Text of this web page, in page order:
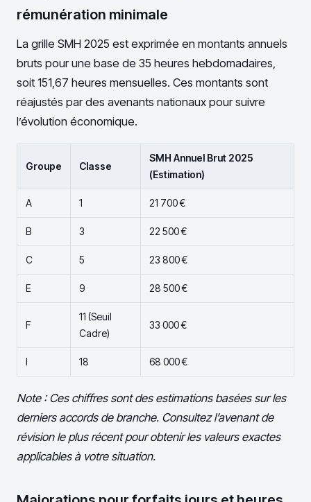
rémunération minimale
La grille SMH 2025 est exprimée en montants annuels
bruts pour une base de 35 heures hebdomadaires,
soit 151,67 heures mensuelles. Ces montants sont
réajustés par des avenants nationaux pour suivre
l’évolution économique.
Groupe Classe
SMH Annuel Brut 2025
(Estimation)
A 1 21 700 €
B 3 22 500 €
C 5 23 800 €
E 9 28 500 €
F
11 (Seuil
Cadre)
33 000 €
I 18 68 000 €
Note : Ces chiffres sont des estimations basées sur les
derniers accords de branche. Consultez l’avenant de
révision le plus récent pour obtenir les valeurs exactes
applicables à votre situation.